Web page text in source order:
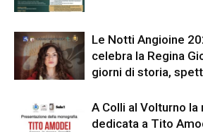
Le Notti Angioine
celebra la Regina
giorni di storia,
A Colli al Volturno la
dedicata a Tito